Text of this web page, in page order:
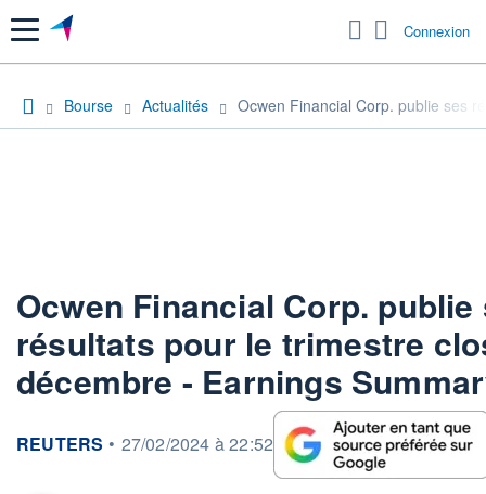
Menu Connexion
Bourse Actualités Ocwen Financial Corp. publie ses
Ocwen Financial Corp. publie
résultats pour le trimestre
décembre - Earnings
information fournie par
REUTERS • 27/02/2024 à 22:52